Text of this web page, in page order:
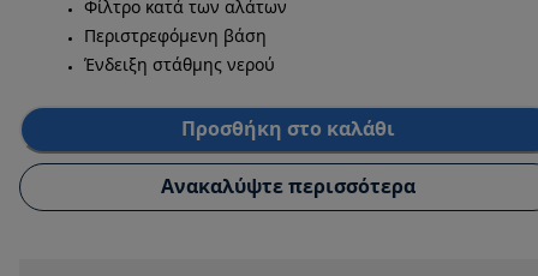
Φίλτρο κατά των αλάτων
Περιστρεφόμενη βάση
Ένδειξη στάθμης νερού
Προσθήκη στο καλάθι
Ανακαλύψτε περισσότερα